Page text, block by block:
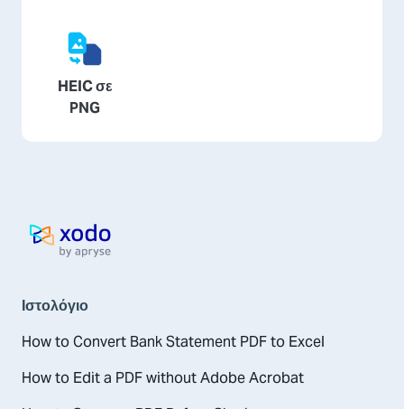
HEIC σε
PNG
Αρχική σελίδα
Ιστολόγιο
How to Convert Bank Statement PDF to Excel
How to Edit a PDF without Adobe Acrobat